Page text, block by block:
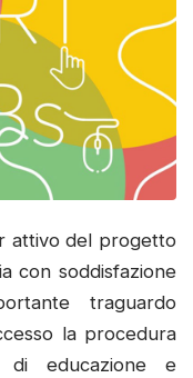
attivo del progetto
con soddisfazione
traguardo
la procedura
educazione e